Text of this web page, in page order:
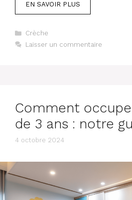
EN SAVOIR PLUS
Catégories
Crèche
Laisser un commentaire
Comment
de 3 ans : notre
4 octobre 2024